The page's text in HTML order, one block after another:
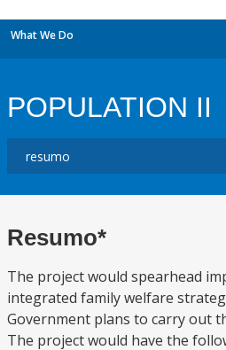
What We Do
POPULATION II
Resumo*
The project would spearhead
integrated family welfare
Government plans to carry out
The project would have the